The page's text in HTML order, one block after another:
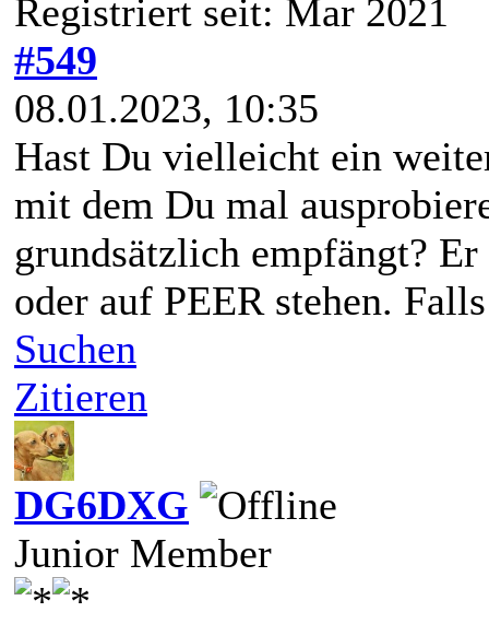
Registriert seit: Mar 2021
#549
08.01.2023, 10:35
Hast Du vielleicht ein
mit dem Du mal
grundsätzlich empfängt?
oder auf PEER stehen.
Suchen
Zitieren
DG6DXG
Junior Member